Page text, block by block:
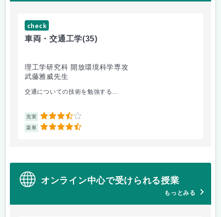
check
車両・交通工学(35)
理工学研究科 開放環境科学専攻
武藤雅威先生
交通についての技術を勉強する...
充実 3.5
楽単 4.5
オンライン中心で受けられる授業
もっとみる